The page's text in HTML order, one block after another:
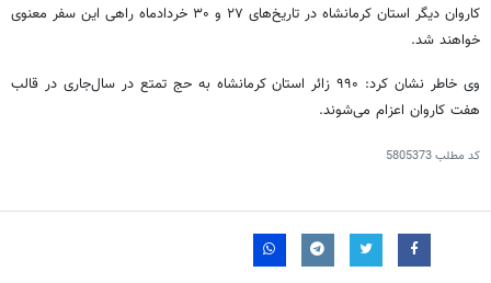
کاروان دیگر استان کرمانشاه در تاریخ‌های ۲۷ و ۳۰ خردادماه راهی این سفر معنوی
خواهند شد.
وی خاطر نشان کرد: ۹۹۰ زائر استان کرمانشاه به حج تمتع در سال‌جاری در قالب
هفت کاروان اعزام می‌شوند.
کد مطلب5805373